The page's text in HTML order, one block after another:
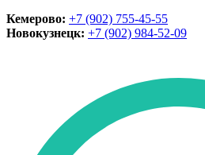
Кемерово: +7 (902) 755-45-55
Новокузнецк: +7 (902) 984-52-09